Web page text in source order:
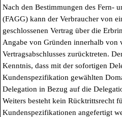
Nach den Bestimmungen des Fern-
(FAGG) kann der Verbraucher von
geschlossenen Vertrag über die
Angabe von Gründen innerhalb von
Vertragsabschlusses zurücktreten.
Kenntnis, dass mit der sofortigen
Kundenspezifikation gewählten
Delegation in Bezug auf die
Weiters besteht kein Rücktrittsrecht
Kundenspezifikationen angefertigt